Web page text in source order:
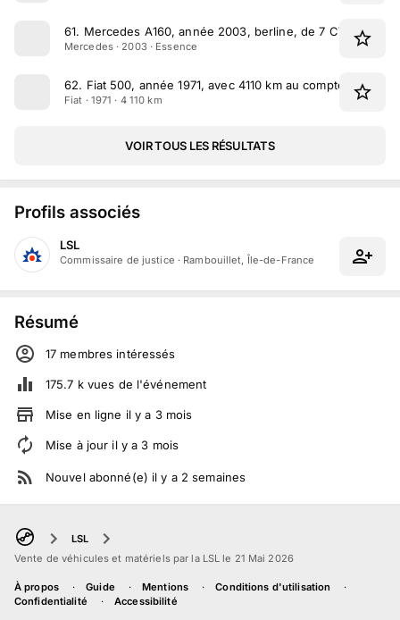
61. Mercedes A160, année 2003, berline, de 7 CV
Mercedes · 2003 · Essence
62. Fiat 500, année 1971, avec 4110 km au compteur
Fiat · 1971 · 4 110 km
VOIR TOUS LES RÉSULTATS
Profils associés
LSL
Commissaire de justice · Rambouillet, Île-de-France
Résumé
17 membres intéressés
175.7 kvues de l'événement
Mise en ligne il y a 3 mois
Mise à jour il y a 3 mois
Nouvel abonné(e) il y a 2 semaines
LSL
Vente de véhicules et matériels par la LSL le 21 Mai 2026
À propos Guide Mentions
Conditions d'utilisation
Confidentialité
Accessibilité